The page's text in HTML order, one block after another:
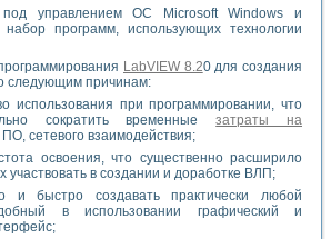
под управлением ОС Microsoft Windows и
набор программ, использующих технологии
LabVIEW 8.20 для создания
следующим причинам:
использования при программировании, что
сократить временныезатраты на
ПО, сетевого взаимодействия;
освоения, что существенно расширило
участвовать в создании и доработке ВЛП;
и быстро создавать практически любой
в использовании графический и